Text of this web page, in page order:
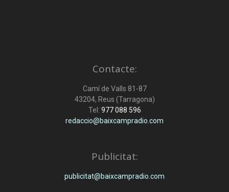
Contacte:
Camí de Valls 81-87
43204, Reus (Tarragona)
Tel: 977 088 596
redaccio@baixcampradio.com
Publicitat:
publicitat@baixcampradio.com